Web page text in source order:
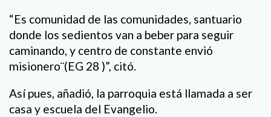
“Es comunidad de las comunidades, santuario
donde los sedientos van a beber para seguir
caminando, y centro de constante envió
misionero¨(EG 28 )”, citó.
Así pues, añadió, la parroquia está llamada a ser
casa y escuela del Evangelio.